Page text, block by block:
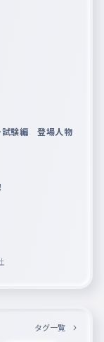
験編 登場人物
タグ一覧